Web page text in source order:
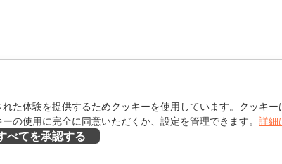
た体験を提供するためクッキーを使用しています。クッキ
の使用に完全に同意いただくか、設定を管理できます。 詳細
べてを承認する